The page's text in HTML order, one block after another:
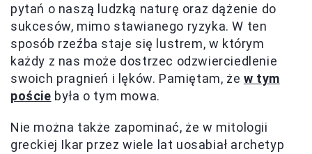
pytań o naszą ludzką naturę oraz dążenie do
sukcesów, mimo stawianego ryzyka. W ten
sposób rzeźba staje się lustrem, w którym
każdy z nas może dostrzec odzwierciedlenie
swoich pragnień i lęków. Pamiętam, że w tym
poście była o tym mowa.
Nie można także zapominać, że w mitologii
greckiej Ikar przez wiele lat uosabiał archetyp